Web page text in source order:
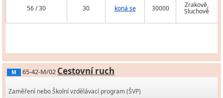
56 / 30 30 koná se 30000 Zrakově,
Sluchově
M 65-42-M/02 Cestovní ruch
Zaměření nebo Školní vzdělávací program (ŠVP)